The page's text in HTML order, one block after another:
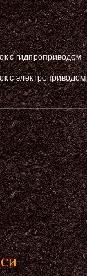
с гидпроприводом
с электроприводом